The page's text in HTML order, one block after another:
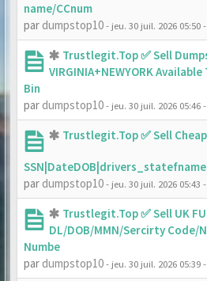
name/CCnum
par dumpstop10- jeu. 30 juil. 2026 05:50
Trustlegit.Top ✅ Sell
VIRGINIA+NEWYORK
Bin
par dumpstop10- jeu. 30 juil. 2026 05:46
Trustlegit.Top ✅ Sell
par dumpstop10- jeu. 30 juil. 2026 05:43
Trustlegit.Top ✅ Sell UK
DL/DOB/MMN/Sercirty Code/
Numbe
par dumpstop10- jeu. 30 juil. 2026 05:39